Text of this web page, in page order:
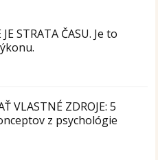
STRATA ČASU. Je to
VLASTNÉ ZDROJE: 5
z psychológie